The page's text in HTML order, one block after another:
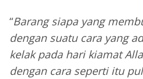
“Barang siapa yang
dengan suatu cara yang
kelak pada hari kiamat
dengan cara seperti itu